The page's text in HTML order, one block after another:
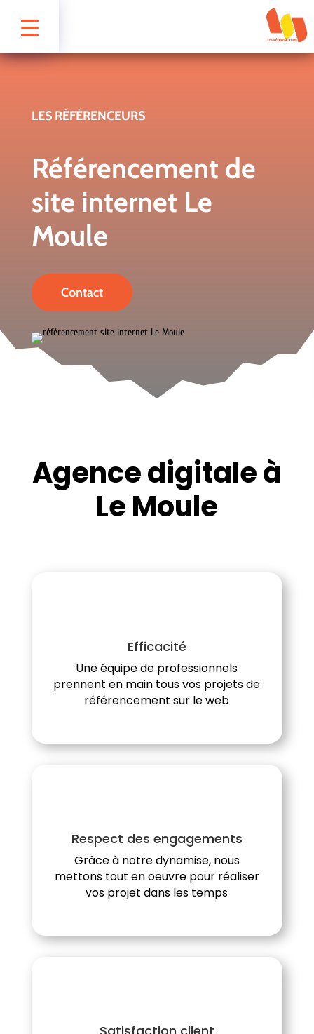
LES RÉFÉRENCEURS
Référencement de
site internet Le
Moule
Contact
Agence digitale à
Le Moule
Efficacité
Une équipe de professionnels
prennent en main tous vos projets de
référencement sur le web
Respect des engagements
Grâce à notre dynamise, nous
mettons tout en oeuvre pour réaliser
vos projet dans les temps